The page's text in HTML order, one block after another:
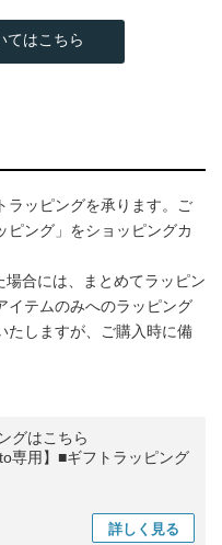
てはこちら
ラッピングを承ります。ご
ピング」をショッピングカ
合には、まとめてラッピン
イテムのみへのラッピング
たしますが、ご購入時に備
グはこちら
専用】■ギフトラッピング
詳しく 見る